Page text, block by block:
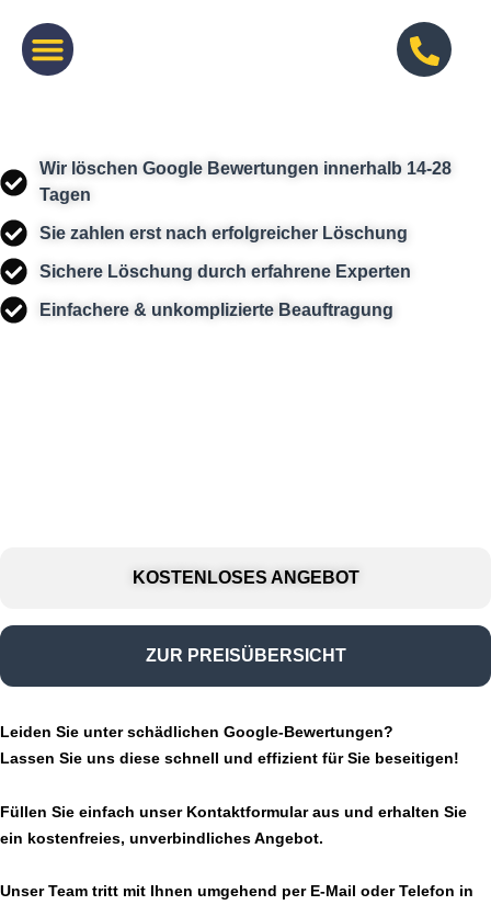
Wir löschen Google Bewertungen innerhalb 14-28
Tagen
Sie zahlen erst nach erfolgreicher Löschung
Sichere Löschung durch erfahrene Experten
Einfachere & unkomplizierte Beauftragung
KOSTENLOSES ANGEBOT
ZUR PREISÜBERSICHT
Leiden Sie unter schädlichen Google-Bewertungen?
Lassen Sie uns diese schnell und effizient für Sie beseitigen!
Füllen Sie einfach unser Kontaktformular aus und erhalten Sie
ein kostenfreies, unverbindliches Angebot.
Unser Team tritt mit Ihnen umgehend per E-Mail oder Telefon in